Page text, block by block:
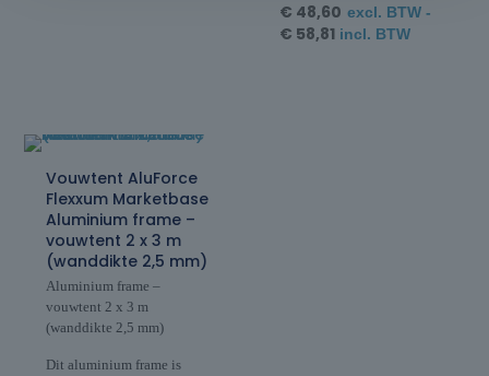
€ 48,60 excl. BTW -
€ 58,81incl. BTW
Vouwtent AluForce
Flexxum Marketbase
Aluminium frame –
vouwtent 2 x 3 m
(wanddikte 2,5 mm)
Aluminium frame –
vouwtent 2 x 3 m
(wanddikte 2,5 mm)
Dit aluminium frame is